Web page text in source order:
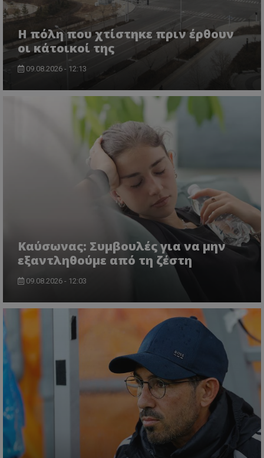
Η πόλη που χτίστηκε πριν έρθουν
οι κάτοικοί της
09.08.2026 - 12:13
Kαύσωνας: Συμβουλές για να μην
εξαντληθούμε από τη ζέστη
09.08.2026 - 12:03